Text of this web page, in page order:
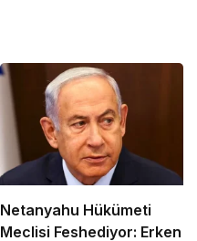
Netanyahu Hükümeti
Meclisi Feshediyor: Erken